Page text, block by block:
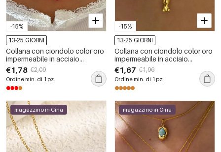
-15%
13-25 GIORNI
Collana con ciondolo color oro
impermeabile in acciaio
inossidabile con 1 pezzo di
frutta
€1,78 €2,09
Ordine min. di 1 pz.
-15%
13-25 GIORNI
Collana con ciondolo color oro
impermeabile in acciaio
inossidabile a forma di pesce, 1
pezzo
€1,67 €1,96
Ordine min. di 1 pz.
magazzino in Cina magazzino in Cina